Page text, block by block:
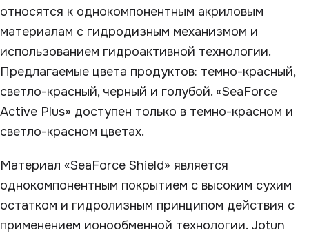
относятся к однокомпонентным акриловым
материалам с гидродизным механизмом и
использованием гидроактивной технологии.
Предлагаемые цвета продуктов: темно-красный,
светло-красный, черный и голубой. «SeaForce
Active Plus» доступен только в темно-красном и
светло-красном цветах.
Материал «SeaForce Shield» является
однокомпонентным покрытием с высоким сухим
остатком и гидролизным принципом действия с
применением ионообменной технологии. Jotun